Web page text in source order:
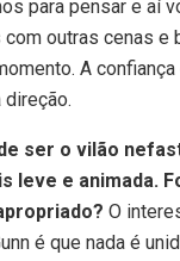
para pensar e aí
outras cenas e
A
ser o vilão
leve e animada.
O
é que nada é